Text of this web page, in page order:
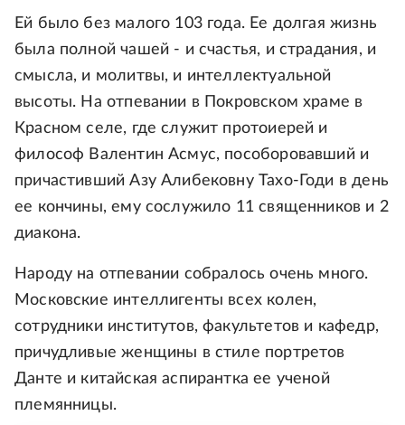
Ей было без малого 103 года. Ее долгая жизнь
была полной чашей - и счастья, и страдания, и
смысла, и молитвы, и интеллектуальной
высоты. На отпевании в Покровском храме в
Красном селе, где служит протоиерей и
философ Валентин Асмус, пособоровавший и
причастивший Азу Алибековну Тахо-Годи в день
ее кончины, ему сослужило 11 священников и 2
диакона.
Народу на отпевании собралось очень много.
Московские интеллигенты всех колен,
сотрудники институтов, факультетов и кафедр,
причудливые женщины в стиле портретов
Данте и китайская аспирантка ее ученой
племянницы.